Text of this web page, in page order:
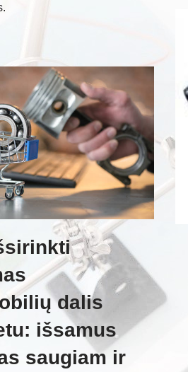
dalis
išsamus
saugiam ir